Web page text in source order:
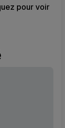
pour voir